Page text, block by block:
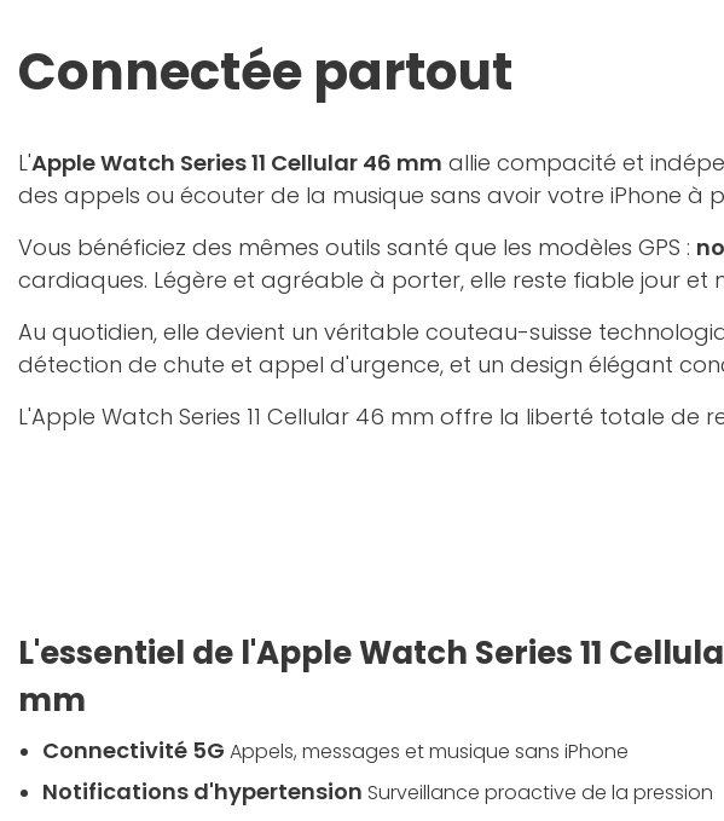
Connectée partout
L'Apple Watch Series 11 Cellular 46 mm allie compacité et
des appels ou écouter de la musique sans avoir votre iPhone à
Vous bénéficiez des mêmes outils santé que les modèles GPS :
cardiaques. Légère et agréable à porter, elle reste fiable jour et
Au quotidien, elle devient un véritable couteau-suisse
détection de chute et appel d'urgence, et un design élégant
L'Apple Watch Series 11 Cellular 46 mm offre la liberté totale
L'essentiel de l'Apple Watch Series 11
mm
Connectivité 5G Appels, messages et musique sans iPhone
Notifications d'hypertension Surveillance proactive de la pression